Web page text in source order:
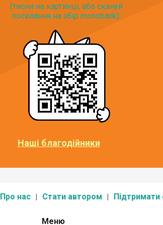
(тисни на картинці, або скануй
посилання на збір monobank):
Наші благодійники
Про нас Стати автором Підтримати
Меню